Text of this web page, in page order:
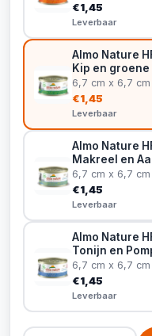
€1,45
Leverbaar
Almo Nature
Kip en
6,7 cm x 6,7 cm
€1,45
Leverbaar
Almo Nature
Makreel en
6,7 cm x 6,7 cm
€1,45
Leverbaar
Almo Nature
Tonijn en
6,7 cm x 6,7 cm
€1,45
Leverbaar